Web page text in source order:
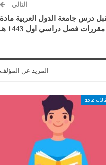
التالي
درس جامعة الدول العربية مادة
فصل دراسي اول 1443 هـ
المزيد عن المؤلف
عامة